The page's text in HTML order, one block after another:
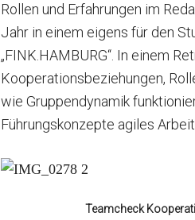
Rollen und Erfahrungen im
Jahr in einem eigens für den
„FINK.HAMBURG“. In einem
Kooperationsbeziehungen,
wie Gruppendynamik
Führungskonzepte agiles
Teamcheck